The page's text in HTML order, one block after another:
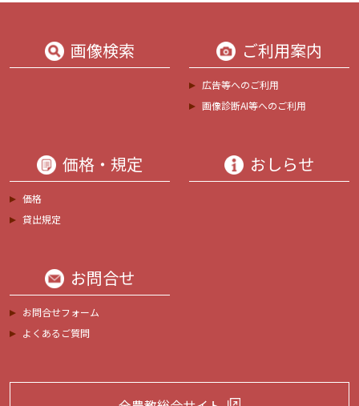
画像検索 ご利用案内
広告等へのご利用
画像診断AI等へのご利用
価格・規定
価格
貸出規定
おしらせ
お問合せ
お問合せフォーム
よくあるご質問